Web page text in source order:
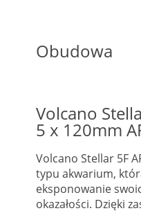
Obudowa
Volcano
5 x 120mm
Volcano Stellar 5F
typu akwarium,
eksponowanie
okazałości. Dzięki